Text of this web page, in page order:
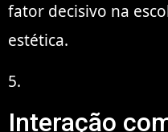
fator decisivo na
estética.
5.
Interação